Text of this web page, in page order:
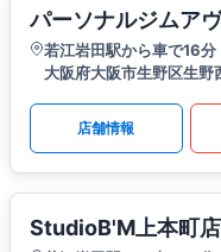
パーソナルジムア
若江岩田駅から車で16分
大阪府大阪市生野区生
店舗情報
StudioB'M上本町店